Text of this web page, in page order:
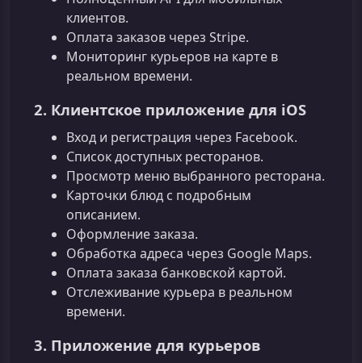
клиентов.
Оплата заказов через Stripe.
Мониторинг курьеров на карте в
реальном времени.
2. Клиентское приложение для iOS
Вход и регистрация через Facebook.
Список доступных ресторанов.
Просмотр меню выбранного ресторана.
Карточки блюд с подробным
описанием.
Оформление заказа.
Обработка адреса через Google Maps.
Оплата заказа банковской картой.
Отслеживание курьера в реальном
времени.
3. Приложение для курьеров